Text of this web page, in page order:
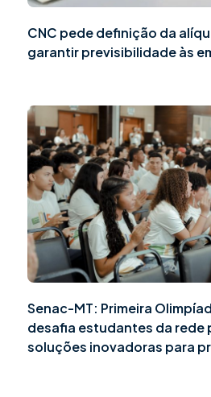
CNC pede definição da
garantir previsibilidade às
Senac-MT: Primeira
desafia estudantes da rede
soluções inovadoras para